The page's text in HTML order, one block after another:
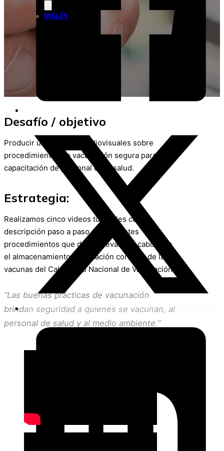
INGLÉS
Desafío / objetivo
Producir una serie de audiovisuales sobre
procedimientos de vacunación segura para la
capacitación de personal de la salud.
Estrategia:
Realizamos cinco videos tutoriales con la
descripción paso a paso de diferentes
procedimientos que deben llevarse a cabo para
el almacenamiento y aplicación correcta de las
vacunas del Calendario Nacional de Vacunación.
“Las buenas prácticas de vacunación
brindan seguridad a quienes se vacunan, al
personal de salud y al medio ambiente.”